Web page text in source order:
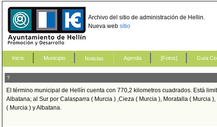
Archivo del sitio de administración de Hellin.
Nueva web sitio
Inicio Municipio Noticias Agenda [Fotos] Guía
?
El término municipal de Hellín cuenta con 770,2 kilometros cuadrados. Está
Albatana; al Sur por Calasparra ( Murcia ) ,Cieza ( Murcia ), Moratalla ( Murcia
( Murcia ) y Albatana.